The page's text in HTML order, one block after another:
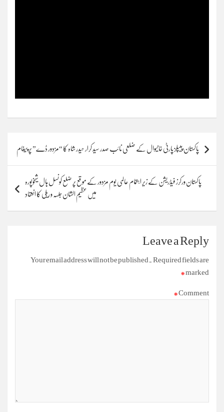
Post
navigation
پاکستان پیپلز پارٹی خانیوال کے ضلعی نائب صدر سید کرار حیدر شاہ کا “مزدور ڈے” پر پیغام
پاکستان ورکرز فیڈریشن کے زیر اہتمام عالمی یوم مزدور کے موقع پر ضلع کونسل ہال شیخوپورہ
میں عظیم الشان جلسہ و ریلی کا انعقاد
Leave a Reply
Your email address will not be published. Required fields are
marked
*
Comment
*